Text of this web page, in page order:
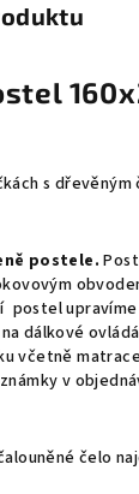
s dřevěným
postele.
postel
dálkové
včetně
v
čelo